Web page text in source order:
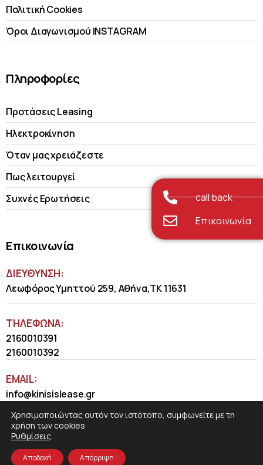
Πολιτική Cookies
Όροι Διαγωνισμού INSTAGRAM
Πληροφορίες
Προτάσεις Leasing
Ηλεκτροκίνηση
Όταν μας χρειάζεστε
Πως λειτουργεί
Συχνές Ερωτήσεις
Επικοινωνία
ΔΙΕΥΘΥΝΣΗ:
Λεωφόρος Υμηττού 259, Αθήνα,ΤΚ 11631
ΤΗΛΈΦΩΝΑ:
2160010391
2160010392
EMAIL:
info@kinisislease.gr
call back
Επικοινωνία
Χρησιμοποιώντας αυτόν τον ιστότοπο, συμφωνείτε με τη
χρήση των cookies
Ρυθμίσεις.
Αποδοχή Απόρριψη